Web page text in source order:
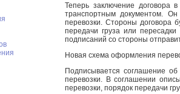
Теперь заключение договора
транспортным документом.
перевозки. Стороны договора
передачи груза или
подписаний со стороны
Новая схема оформления
Подписывается соглашение
перевозки. В соглашении
перевозки, порядок передачи